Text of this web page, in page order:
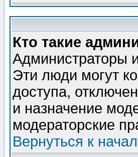
Кто такие
Администраторы
Эти люди могут
доступа,
и назначение
модераторские
Вернуться к